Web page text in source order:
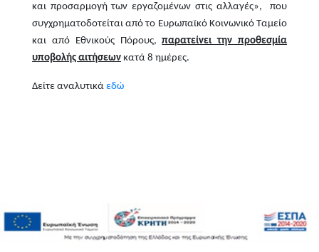
και προσαρμογή των εργαζομένων στις αλλαγές», που
συγχρηματοδοτείται από το Ευρωπαϊκό Κοινωνικό Ταμείο
και από Εθνικούς Πόρους,παρατείνει την προθεσμία
υποβολής αιτήσεων κατά 8 ημέρες.
Δείτε αναλυτικά εδώ